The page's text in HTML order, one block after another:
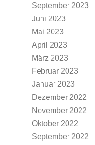
September 2023
Juni 2023
Mai 2023
April 2023
März 2023
Februar 2023
Januar 2023
Dezember 2022
November 2022
Oktober 2022
September 2022